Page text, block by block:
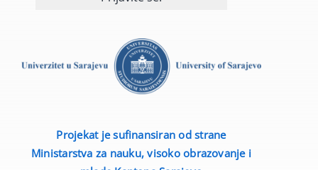
Projekat je sufinansiran od strane
Ministarstva za nauku, visoko obrazovanje i